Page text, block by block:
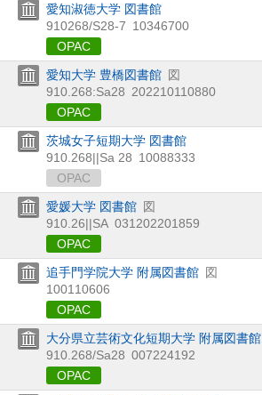
愛知淑徳大学 図書館
910268/S28-7 10346700
OPAC
愛知大学 豊橋図書館 図
910.268:Sa28 202210110880
OPAC
茨城女子短期大学 図書館
910.268||Sa 28 10088333
OPAC
愛媛大学 図書館 図
910.26||SA 031202201859
OPAC
追手門学院大学 附属図書館 図
100110606
OPAC
大分県立芸術文化短期大学 附属図書館
910.268/Sa28 007224192
OPAC